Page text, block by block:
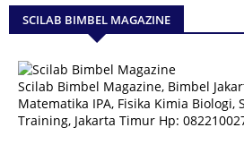
SCILAB BIMBEL MAGAZINE
Scilab Bimbel Magazine, Bimbel
Matematika IPA, Fisika Kimia Biologi,
Training, Jakarta Timur Hp: